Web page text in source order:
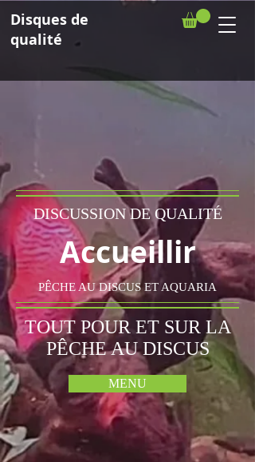
Disques de
qualité
DISCUSSION DE QUALITÉ
Accueillir
PÊCHE AU DISCUS ET AQUARIA
TOUT POUR ET SUR LA
PÊCHE AU DISCUS
MENU